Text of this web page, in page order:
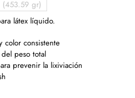
(453.59 gr)
látex líquido.
color consistente
peso total
prevenir la lixiviación